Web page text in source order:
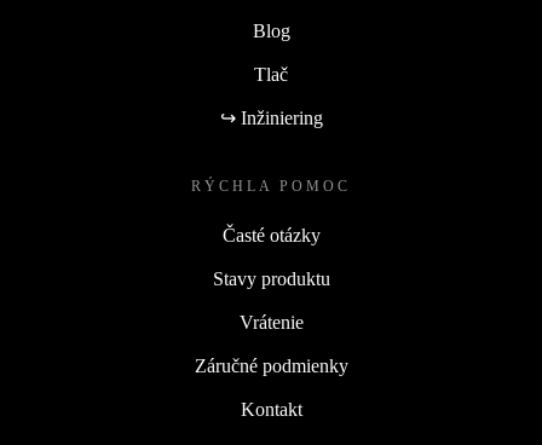
Blog
Tlač
↪ Inžiniering
RÝCHLA POMOC
Časté otázky
Stavy produktu
Vrátenie
Záručné podmienky
Kontakt